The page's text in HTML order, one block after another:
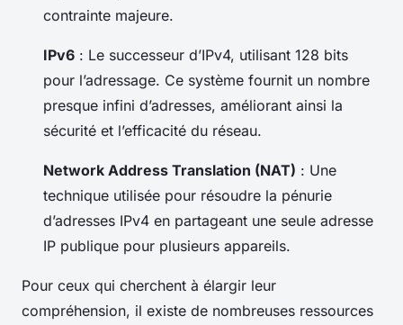
contrainte majeure.
IPv6 : Le successeur d’IPv4, utilisant 128 bits
pour l’adressage. Ce système fournit un nombre
presque infini d’adresses, améliorant ainsi la
sécurité et l’efficacité du réseau.
Network Address Translation (NAT) : Une
technique utilisée pour résoudre la pénurie
d’adresses IPv4 en partageant une seule adresse
IP publique pour plusieurs appareils.
Pour ceux qui cherchent à élargir leur
compréhension, il existe de nombreuses ressources